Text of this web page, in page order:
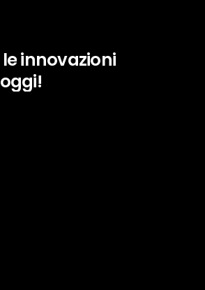
leinnovazioni
oggi!